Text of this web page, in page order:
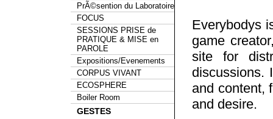
PrÃ©sention du Laboratoire
FOCUS
SESSIONS PRISE de
PRATIQUE & MISE en
PAROLE
Expositions/Evenements
CORPUS VIVANT
ECOSPHERE
Boiler Room
GESTES
Everybodys
game
site for
discussions.
and content,
and desire.